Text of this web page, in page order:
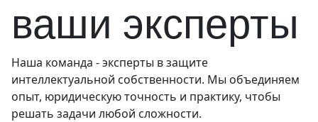
ваши эксперты
Наша команда - эксперты в защите
интеллектуальной собственности. Мы объединяем
опыт, юридическую точность и практику, чтобы
решать задачи любой сложности.